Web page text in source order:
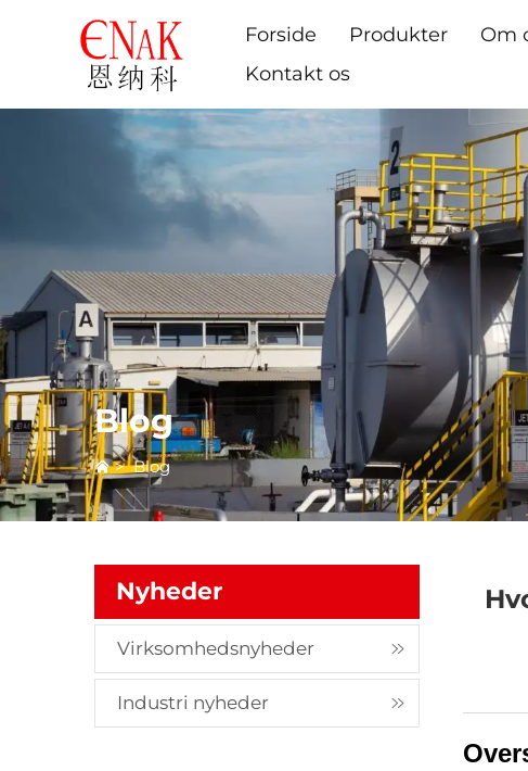
Forside Produkter Om
Kontakt os
Blog
>Blog
Nyheder
Virksomhedsnyheder
Industri nyheder